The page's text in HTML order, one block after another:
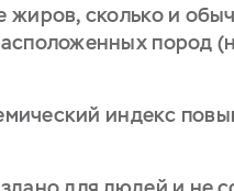
жиров, сколько и
пород
индекс